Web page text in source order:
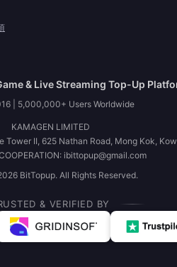
& Live Streaming Top-Up
| 5,000,000+ Users Worldwide
KAMAGEN LIMITED
Tower II, 625 Nathan Road, Mong Kok,
ibittopup@gmail.com
BitTopup. All Rights Reserved.
& VERIFIED BY